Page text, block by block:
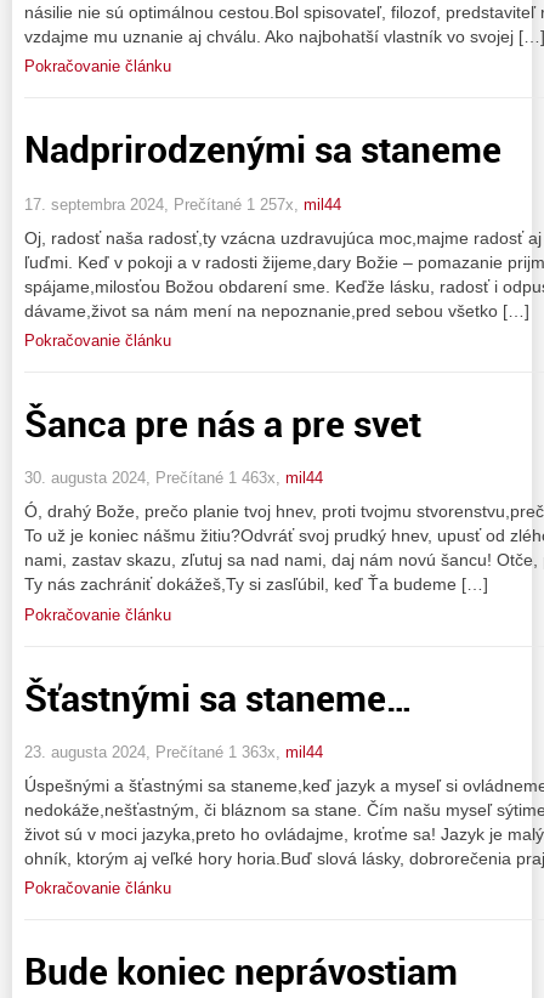
násilie nie sú optimálnou cestou.Bol spisovateľ, filozof,
vzdajme mu uznanie aj chválu. Ako najbohatší vlastník vo svojej […]
Pokračovanie článku
Nadprirodzenými sa staneme
17. septembra 2024, Prečítané 1 257x, mil44
Oj, radosť naša radosť,ty vzácna uzdravujúca moc,majme radosť
ľuďmi. Keď v pokoji a v radosti žijeme,dary Božie – pomazanie
spájame,milosťou Božou obdarení sme. Keďže lásku, radosť i
dávame,život sa nám mení na nepoznanie,pred sebou všetko […]
Pokračovanie článku
Šanca pre nás a pre svet
30. augusta 2024, Prečítané 1 463x, mil44
Ó, drahý Bože, prečo planie tvoj hnev, proti tvojmu
To už je koniec nášmu žitiu?Odvráť svoj prudký hnev, upusť od
nami, zastav skazu, zľutuj sa nad nami, daj nám novú šancu!
Ty nás zachrániť dokážeš,Ty si zasľúbil, keď Ťa budeme […]
Pokračovanie článku
Šťastnými sa staneme…
23. augusta 2024, Prečítané 1 363x, mil44
Úspešnými a šťastnými sa staneme,keď jazyk a myseľ si
nedokáže,nešťastným, či bláznom sa stane. Čím našu myseľ
život sú v moci jazyka,preto ho ovládajme, kroťme sa! Jazyk je
ohník, ktorým aj veľké hory horia.Buď slová lásky, dobrorečenia
Pokračovanie článku
Bude koniec neprávostiam